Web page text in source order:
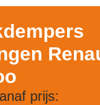
prijs: